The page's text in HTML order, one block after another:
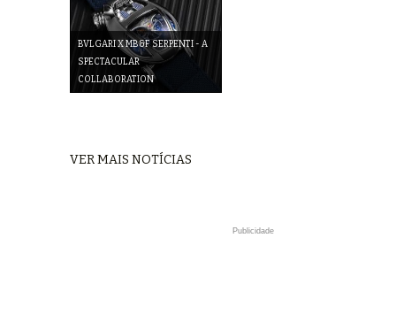
BVLGARI X MB&F SERPENTI - A
SPECTACULAR
COLLABORATION
VER MAIS NOTÍCIAS
Publicidade